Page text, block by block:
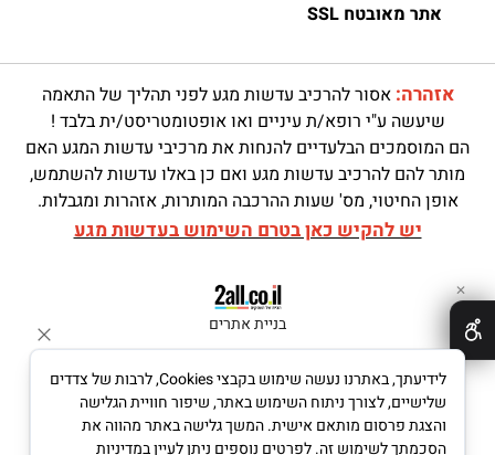
אתר מאובטח SSL
אזהרה: אסור להרכיב עדשות מגע לפני תהליך של התאמה
שיעשה ע"י רופא/ת עיניים ואו אופטומטריסט/ית בלבד !
הם המוסמכים הבלעדיים להנחות את מרכיבי עדשות המגע האם
מותר להם להרכיב עדשות מגע ואם כן באלו עדשות להשתמש,
אופן החיטוי, מס' שעות ההרכבה המותרות, אזהרות ומגבלות.
יש להקיש כאן בטרם השימוש בעדשות מגע
בניית אתרים
✕
לידיעתך, באתרנו נעשה שימוש בקבצי Cookies, לרבות של צדדים
שלישיים, לצורך ניתוח השימוש באתר, שיפור חוויית הגלישה
והצגת פרסום מותאם אישית. המשך גלישה באתר מהווה את
הסכמתך לשימוש זה. לפרטים נוספים ניתן לעיין במדיניות